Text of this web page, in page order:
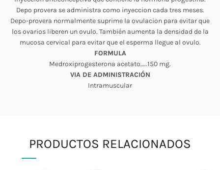
Depo provera se administra como inyeccion cada tres meses.
Depo-provera normalmente suprime la ovulacion para evitar que
los ovarios liberen un ovulo. También aumenta la densidad de la
mucosa cervical para evitar que el esperma llegue al ovulo.
FORMULA
Medroxiprogesterona acetato…..150 mg.
VIA DE ADMINISTRACIÓN
Intramuscular
PRODUCTOS RELACIONADOS